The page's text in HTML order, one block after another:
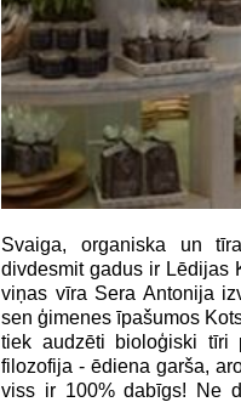
Svaiga, organiska un
divdesmit gadus ir Lēdijas
viņas vīra Sera Antonija
sen ģimenes īpašumos
tiek audzēti bioloģiski tīri
filozofija - ēdiena garša,
viss ir 100% dabīgs! Ne